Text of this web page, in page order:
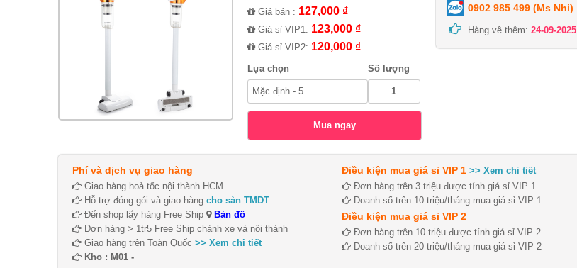
Giá bán : 127,000 ₫
Giá sỉ VIP1: 123,000 ₫
Giá sỉ VIP2: 120,000 ₫
Lựa chọn Số lượng
0902 985 499 (Ms Nhi)
Hàng về thêm:24-09-2025
Phí và dịch vụ giao hàng
Giao hàng hoả tốc nội thành HCM
Hỗ trợ đóng gói và giao hàng cho sàn TMDT
Đến shop lấy hàng Free Ship
Bản đồ
Đơn hàng > 1tr5 Free Ship chành xe và nội thành
Giao hàng trên Toàn Quốc >> Xem chi tiết
Kho : M01 -
Điều kiện mua giá sỉ VIP 1 >> Xem chi tiết
Đơn hàng trên 3 triệu được tính giá sỉ VIP 1
Doanh số trên 10 triệu/tháng mua giá sỉ VIP 1
Điều kiện mua giá sỉ VIP 2
Đơn hàng trên 10 triệu được tính giá sỉ VIP 2
Doanh số trên 20 triệu/tháng mua giá sỉ VIP 2